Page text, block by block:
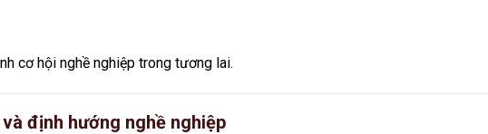
cơ hội nghề nghiệp trong tương lai.
định hướng nghề nghiệp